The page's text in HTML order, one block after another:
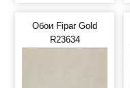
Обои Fipar Gold
R23634